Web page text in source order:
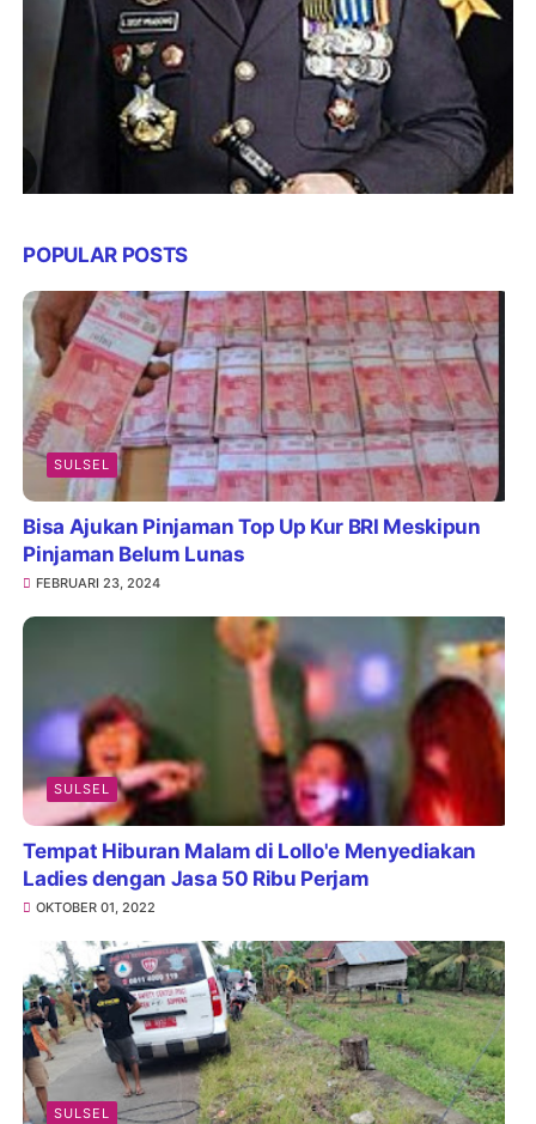
POPULAR POSTS
SULSEL
Bisa Ajukan Pinjaman Top Up Kur BRI Meskipun
Pinjaman Belum Lunas
FEBRUARI 23, 2024
SULSEL
Tempat Hiburan Malam di Lollo'e Menyediakan
Ladies dengan Jasa 50 Ribu Perjam
OKTOBER 01, 2022
SULSEL